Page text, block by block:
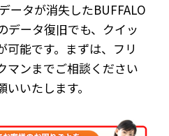
ータが消失したBUFFALO
データ復旧でも、クイッ
可能です。まずは、フリ
マンまでご相談ください
いたします。